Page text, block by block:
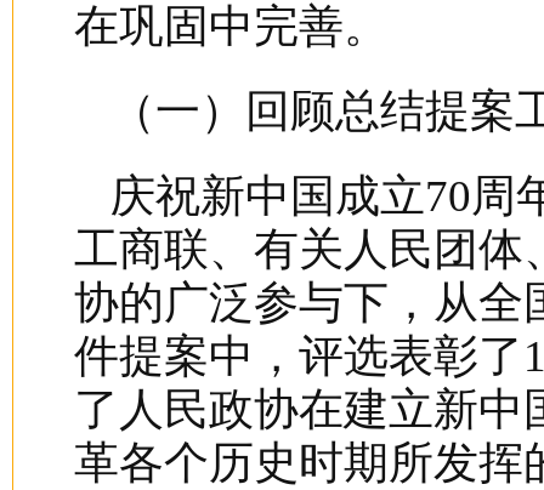
在巩固中完善。
（一）回顾总结提案
庆祝新中国成立70周
工商联、有关人民团体
协的广泛参与下，从全
件提案中，评选表彰了
了人民政协在建立新
革各个历史时期所发挥